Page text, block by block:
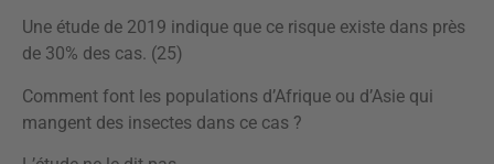
Une étude de 2019 indique que ce risque existe dans près
de 30% des cas. (25)
Comment font les populations d’Afrique ou d’Asie qui
mangent des insectes dans ce cas ?